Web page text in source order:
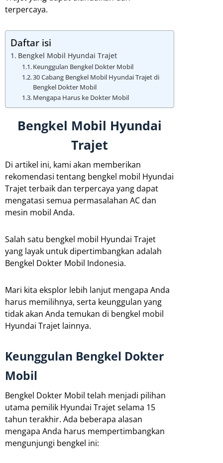
terpercaya.
Daftar isi
Bengkel Mobil Hyundai Trajet
Keunggulan Bengkel Dokter Mobil
30 Cabang Bengkel Mobil Hyundai Trajet di
Bengkel Dokter Mobil
Mengapa Harus ke Dokter Mobil
Bengkel Mobil Hyundai
Trajet
Di artikel ini, kami akan memberikan
rekomendasi tentang bengkel mobil Hyundai
Trajet terbaik dan terpercaya yang dapat
mengatasi semua permasalahan AC dan
mesin mobil Anda.
Salah satu bengkel mobil Hyundai Trajet
yang layak untuk dipertimbangkan adalah
Bengkel Dokter Mobil Indonesia.
Mari kita eksplor lebih lanjut mengapa Anda
harus memilihnya, serta keunggulan yang
tidak akan Anda temukan di bengkel mobil
Hyundai Trajet lainnya.
Keunggulan Bengkel Dokter
Mobil
Bengkel Dokter Mobil telah menjadi pilihan
utama pemilik Hyundai Trajet selama 15
tahun terakhir. Ada beberapa alasan
mengapa Anda harus mempertimbangkan
mengunjungi bengkel ini: